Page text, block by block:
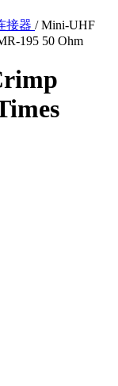
接器 / Mini-UHF
195 50 Ohm